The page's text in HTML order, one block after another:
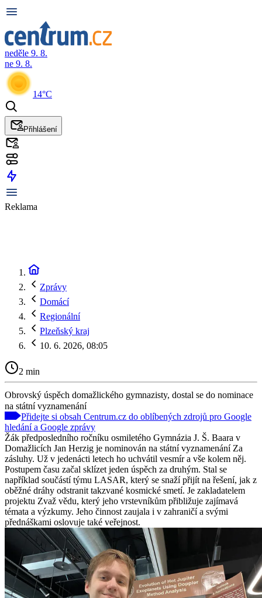
neděle 9. 8.
ne 9. 8.
14°C
Přihlášení
Reklama
Zprávy
Domácí
Regionální
Plzeňský kraj
10. 6. 2026, 08:05
2 min
Obrovský úspěch domažlického gymnazisty, dostal se do nominace
na státní vyznamenání
Přidejte si obsah Centrum.cz do oblíbených zdrojů pro Google
hledání a Google zprávy
Žák předposledního ročníku osmiletého Gymnázia J. Š. Baara v
Domažlicích Jan Herzig je nominován na státní vyznamenání Za
zásluhy. Už v jedenácti letech ho uchvátil vesmír a vše kolem něj.
Postupem času začal sklízet jeden úspěch za druhým. Stal se
například součástí týmu LASAR, který se snaží přijít na řešení, jak z
oběžné dráhy odstranit takzvané kosmické smetí. Je zakladatelem
projektu Zvaž vědu, který jeho vrstevníkům přibližuje zajímavá
témata a výzkumy. Jeho činnost zaujala i v zahraničí a svými
přednáškami oslovuje také veřejnost.